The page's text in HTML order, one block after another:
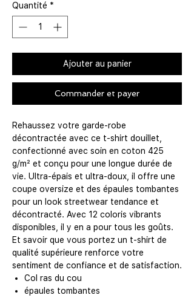
Quantité *
Ajouter au panier
Commander et payer
Rehaussez votre garde-robe
décontractée avec ce t-shirt douillet,
confectionné avec soin en coton 425
g/m² et conçu pour une longue durée de
vie. Ultra-épais et ultra-doux, il offre une
coupe oversize et des épaules tombantes
pour un look streetwear tendance et
décontracté. Avec 12 coloris vibrants
disponibles, il y en a pour tous les goûts.
Et savoir que vous portez un t-shirt de
qualité supérieure renforce votre
sentiment de confiance et de satisfaction.
Col ras du cou
épaules tombantes